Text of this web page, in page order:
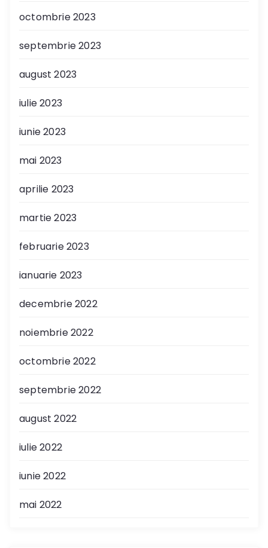
octombrie 2023
septembrie 2023
august 2023
iulie 2023
iunie 2023
mai 2023
aprilie 2023
martie 2023
februarie 2023
ianuarie 2023
decembrie 2022
noiembrie 2022
octombrie 2022
septembrie 2022
august 2022
iulie 2022
iunie 2022
mai 2022